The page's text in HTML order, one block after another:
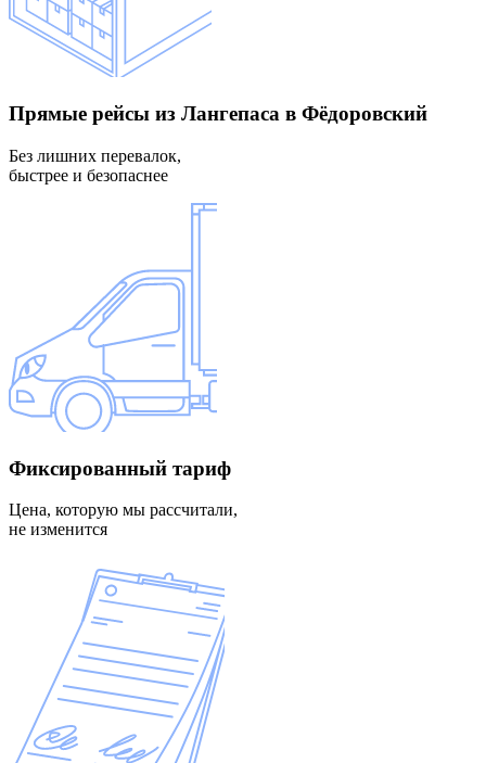
Прямые рейсы из Лангепаса в Фёдоровский
Без лишних перевалок,
быстрее и безопаснее
Фиксированный тариф
Цена, которую мы рассчитали,
не изменится